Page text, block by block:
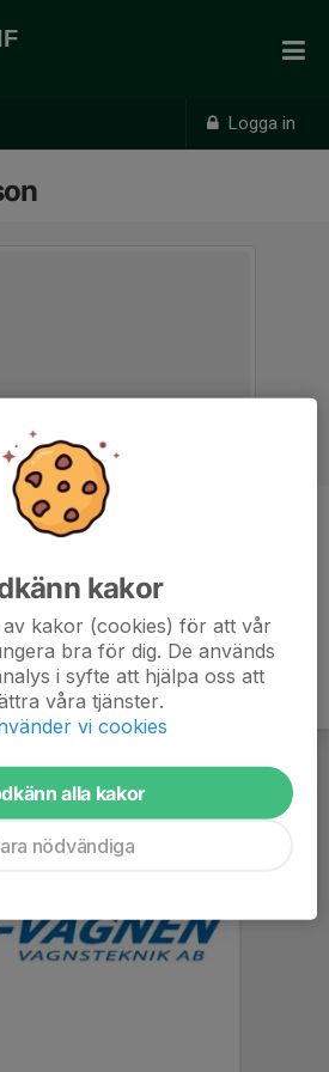
Logga in
Tränare
kakor
kakor (cookies) för att vår
bra för dig. De används
i syfte att hjälpa oss att
våra tjänster.
vi cookies
alla kakor
nödvändiga